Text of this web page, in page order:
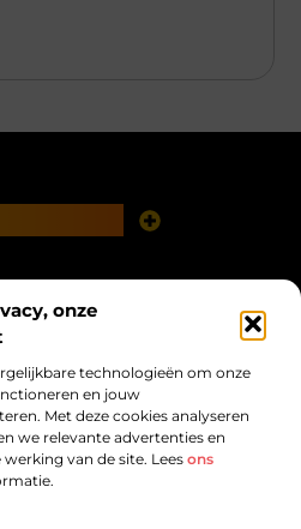
onze
technologieën om onze
en jouw
Met deze cookies analyseren
we relevante advertenties en
van de site. Lees ons
voor jou verzameld.